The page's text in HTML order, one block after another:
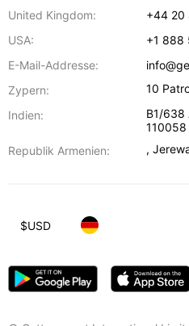
United Kingdom:
+44 20
USA:
+1 888
E-Mail-Addresse:
Zypern:
10
Indien:
B1/638
110058
Republik Armenien:
,
$USD